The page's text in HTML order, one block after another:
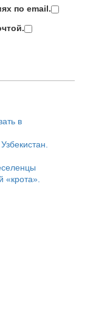
по email.
в
«крота».